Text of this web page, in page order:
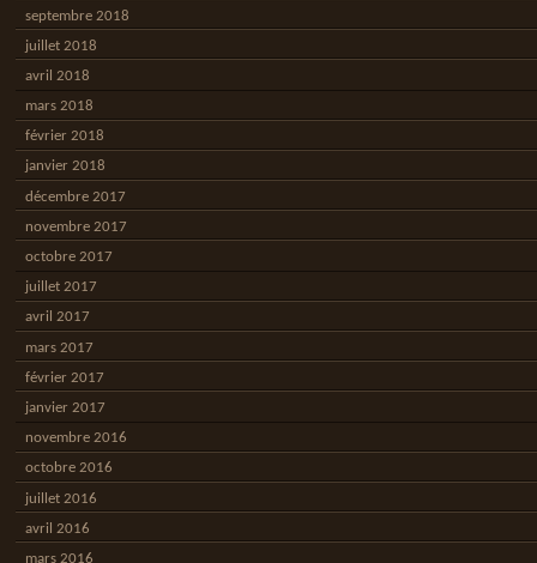
septembre 2018
juillet 2018
avril 2018
mars 2018
février 2018
janvier 2018
décembre 2017
novembre 2017
octobre 2017
juillet 2017
avril 2017
mars 2017
février 2017
janvier 2017
novembre 2016
octobre 2016
juillet 2016
avril 2016
mars 2016